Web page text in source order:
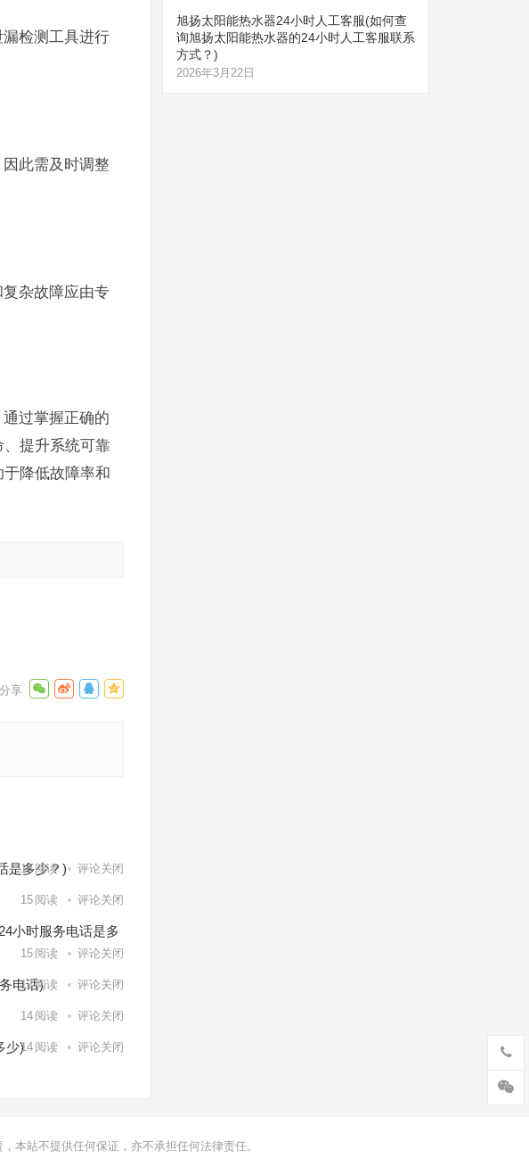
检测工具进行
此需及时调整
杂故障应由专
过掌握正确的
提升系统可靠
降低故障率和
是多少？)
14 阅读 评论关闭
15 阅读 评论关闭
小时服务电话是多
15 阅读 评论关闭
电话)
12阅读 评论关闭
14 阅读 评论关闭
少)14 阅读 评论关闭
旭扬太阳能热水器24小时人工客服(如何查
询旭扬太阳能热水器的24小时人工客服联系
方式？)
2026年3月22日
本站不提供任何保证，亦不承担任何法律责任。